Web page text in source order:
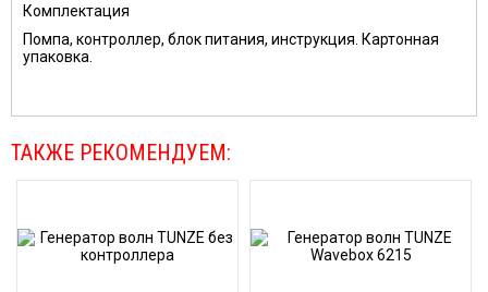
Комплектация
Помпа, контроллер, блок питания, инструкция. Картонная
упаковка.
ТАКЖЕ РЕКОМЕНДУЕМ: